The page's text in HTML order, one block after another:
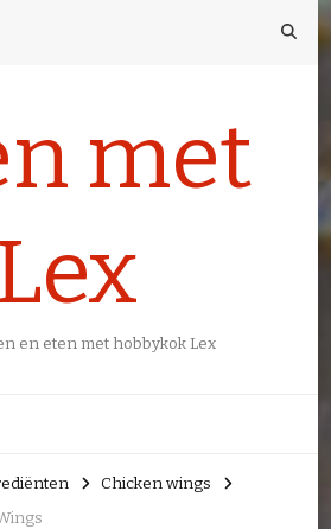
met
en eten met hobbykok Lex
Chicken wings